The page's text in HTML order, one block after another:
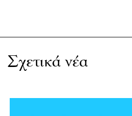
Σχετικά νέα